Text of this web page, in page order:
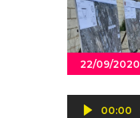
22/09/2020
Reproductor
00:00